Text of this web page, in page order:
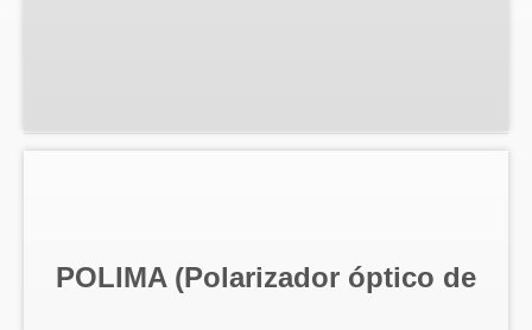
POLIMA (Polarizador óptico de